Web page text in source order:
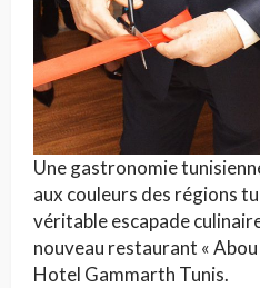
Une gastronomie
aux couleurs des régions
véritable escapade
nouveau restaurant «
Hotel Gammarth Tunis.